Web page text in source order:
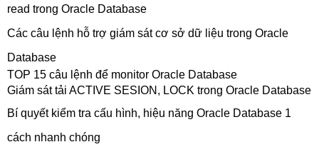
read trong Oracle Database
Các câu lệnh hỗ trợ giám sát cơ sở dữ liệu trong Oracle
Database
TOP 15 câu lệnh để monitor Oracle Database
Giám sát tải ACTIVE SESION, LOCK trong Oracle Database
Bí quyết kiểm tra cấu hình, hiệu năng Oracle Database 1
cách nhanh chóng